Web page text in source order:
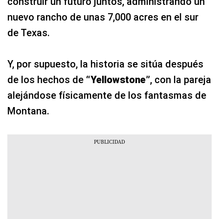
nuevo rancho de unas 7,000 acres en el sur
de Texas.
Y, por supuesto, la historia se sitúa después
de los hechos de “Yellowstone”, con la pareja
alejándose físicamente de los fantasmas de
Montana.